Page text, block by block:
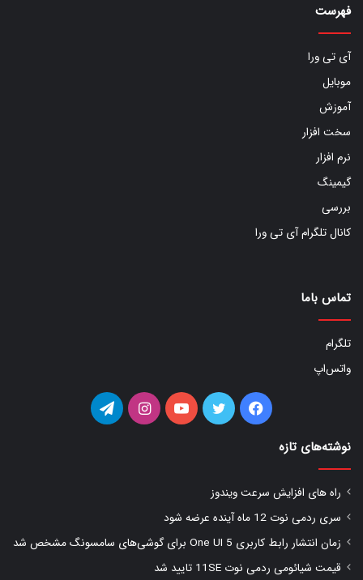
فهرست
آی تی ورا
موبایل
آموزش
سخت افزار
نرم افزار
گیمینگ
بررسی
کانال تلگرام آی تی ورا
تماس باما
تلگرام
واتس‌اپ
فیس توییتر یوتیوب اینستاگرامتلگرام
نوشته‌های تازه
راه های افزایش سرعت ویندوز
سری ردمی نوت 12 ماه آینده عرضه شود
زمان انتشار رابط کاربری One UI 5 برای گوشی‌های سامسونگ مشخص شد
قیمت شیائومی ردمی نوت 11SE تایید شد